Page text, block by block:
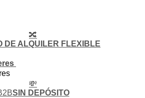
🔀
DE ALQUILER FLEXIBLE
💸
SIN DEPÓSITO